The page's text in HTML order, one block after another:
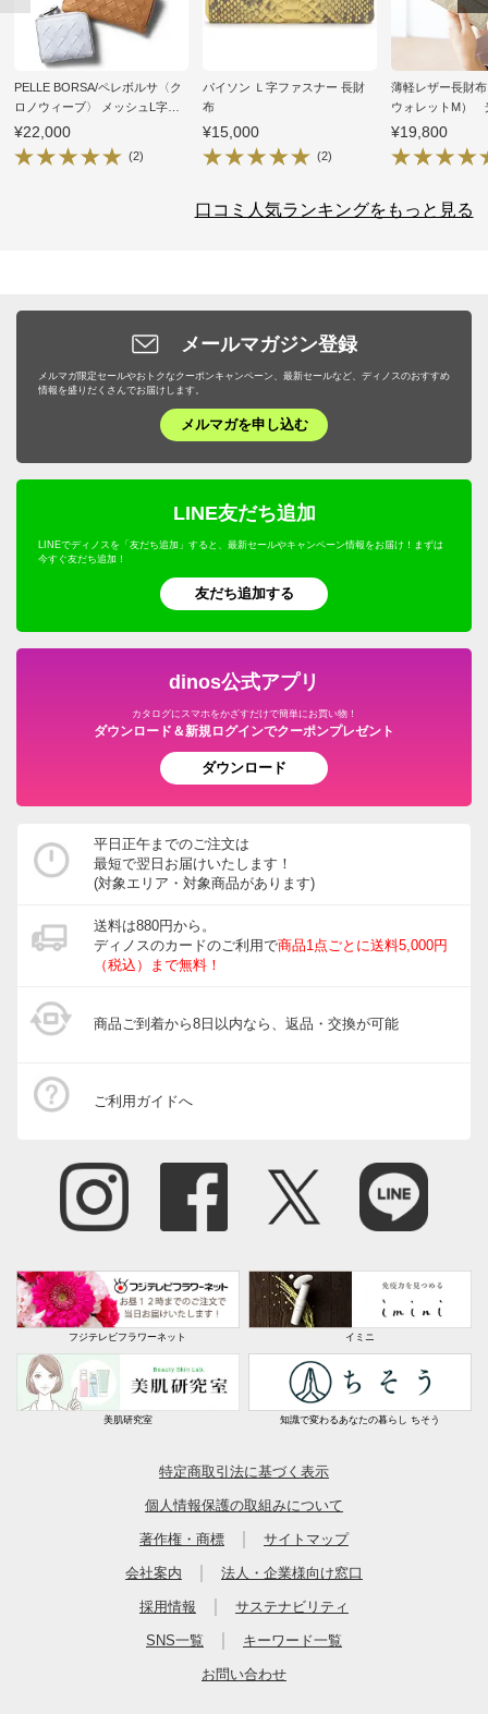
PELLE BORSA/ペレボルサ〈ク
ロノウィーブ〉 メッシュL字
ファスナー コンパクト財布
¥22,000
(2)
パイソン Ｌ字ファスナー 長財
布
¥15,000
(2)
薄軽レザー長財
ウォレットM）
（山羊革）
¥19,800
口コミ人気ランキングをもっと見る
メールマガジン登録
メルマガ限定セールやおトクなクーポンキャンペーン、最新セールなど、ディノスのおすすめ
情報を盛りだくさんでお届けします。
メルマガを申し込む
LINE友だち追加
LINEでディノスを「友だち追加」すると、最新セールやキャンペーン情報をお届け！まずは
今すぐ友だち追加！
友だち追加する
dinos公式アプリ
カタログにスマホをかざすだけで簡単にお買い物！
ダウンロード＆新規ログインでクーポンプレゼント
ダウンロード
平日正午までのご注文は
最短で翌日お届けいたします！
(対象エリア・対象商品があります)
送料は880円から。
ディノスのカードのご利用で商品1点ごとに送料5,000円
（税込）まで無料！
商品ご到着から8日以内なら、返品・交換が可能
ご利用ガイドへ
フジテレビフラワーネット イミニ
美肌研究室 知識で変わるあなたの暮らし ちそう
特定商取引法に基づく表示
個人情報保護の取組みについて
著作権・商標 サイトマップ
会社案内 法人・企業様向け窓口
採用情報 サステナビリティ
SNS一覧 キーワード一覧
お問い合わせ